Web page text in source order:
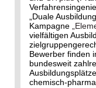
„Duale
Kampagne
vielfältigen
Bewerber finden
bundesweit
chemisch-